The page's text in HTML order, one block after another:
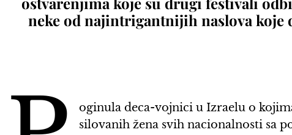
neke od najintrigantnijih naslova koje
oginula deca-vojnici u Izraelu o
silovanih žena svih nacionalnosti sa